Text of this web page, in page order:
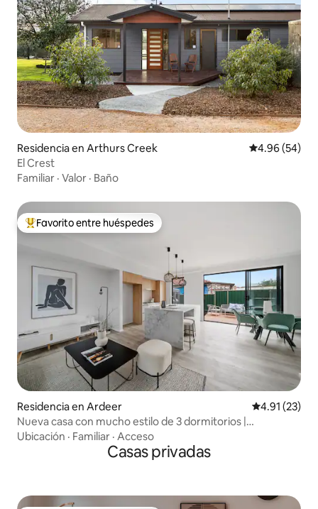
Residencia en Arthurs Creek Calificación
4.96 (54)
El Crest
Familiar · Valor · Baño
De los mejores en Favorito entre huéspedes
Favorito entre huéspedes
Residencia en Ardeer Calificación
4.91 (23)
Nueva casa con mucho estilo de 3 dormitorios |
Totalmente amueblada
Ubicación · Familiar · Acceso
Casas privadas